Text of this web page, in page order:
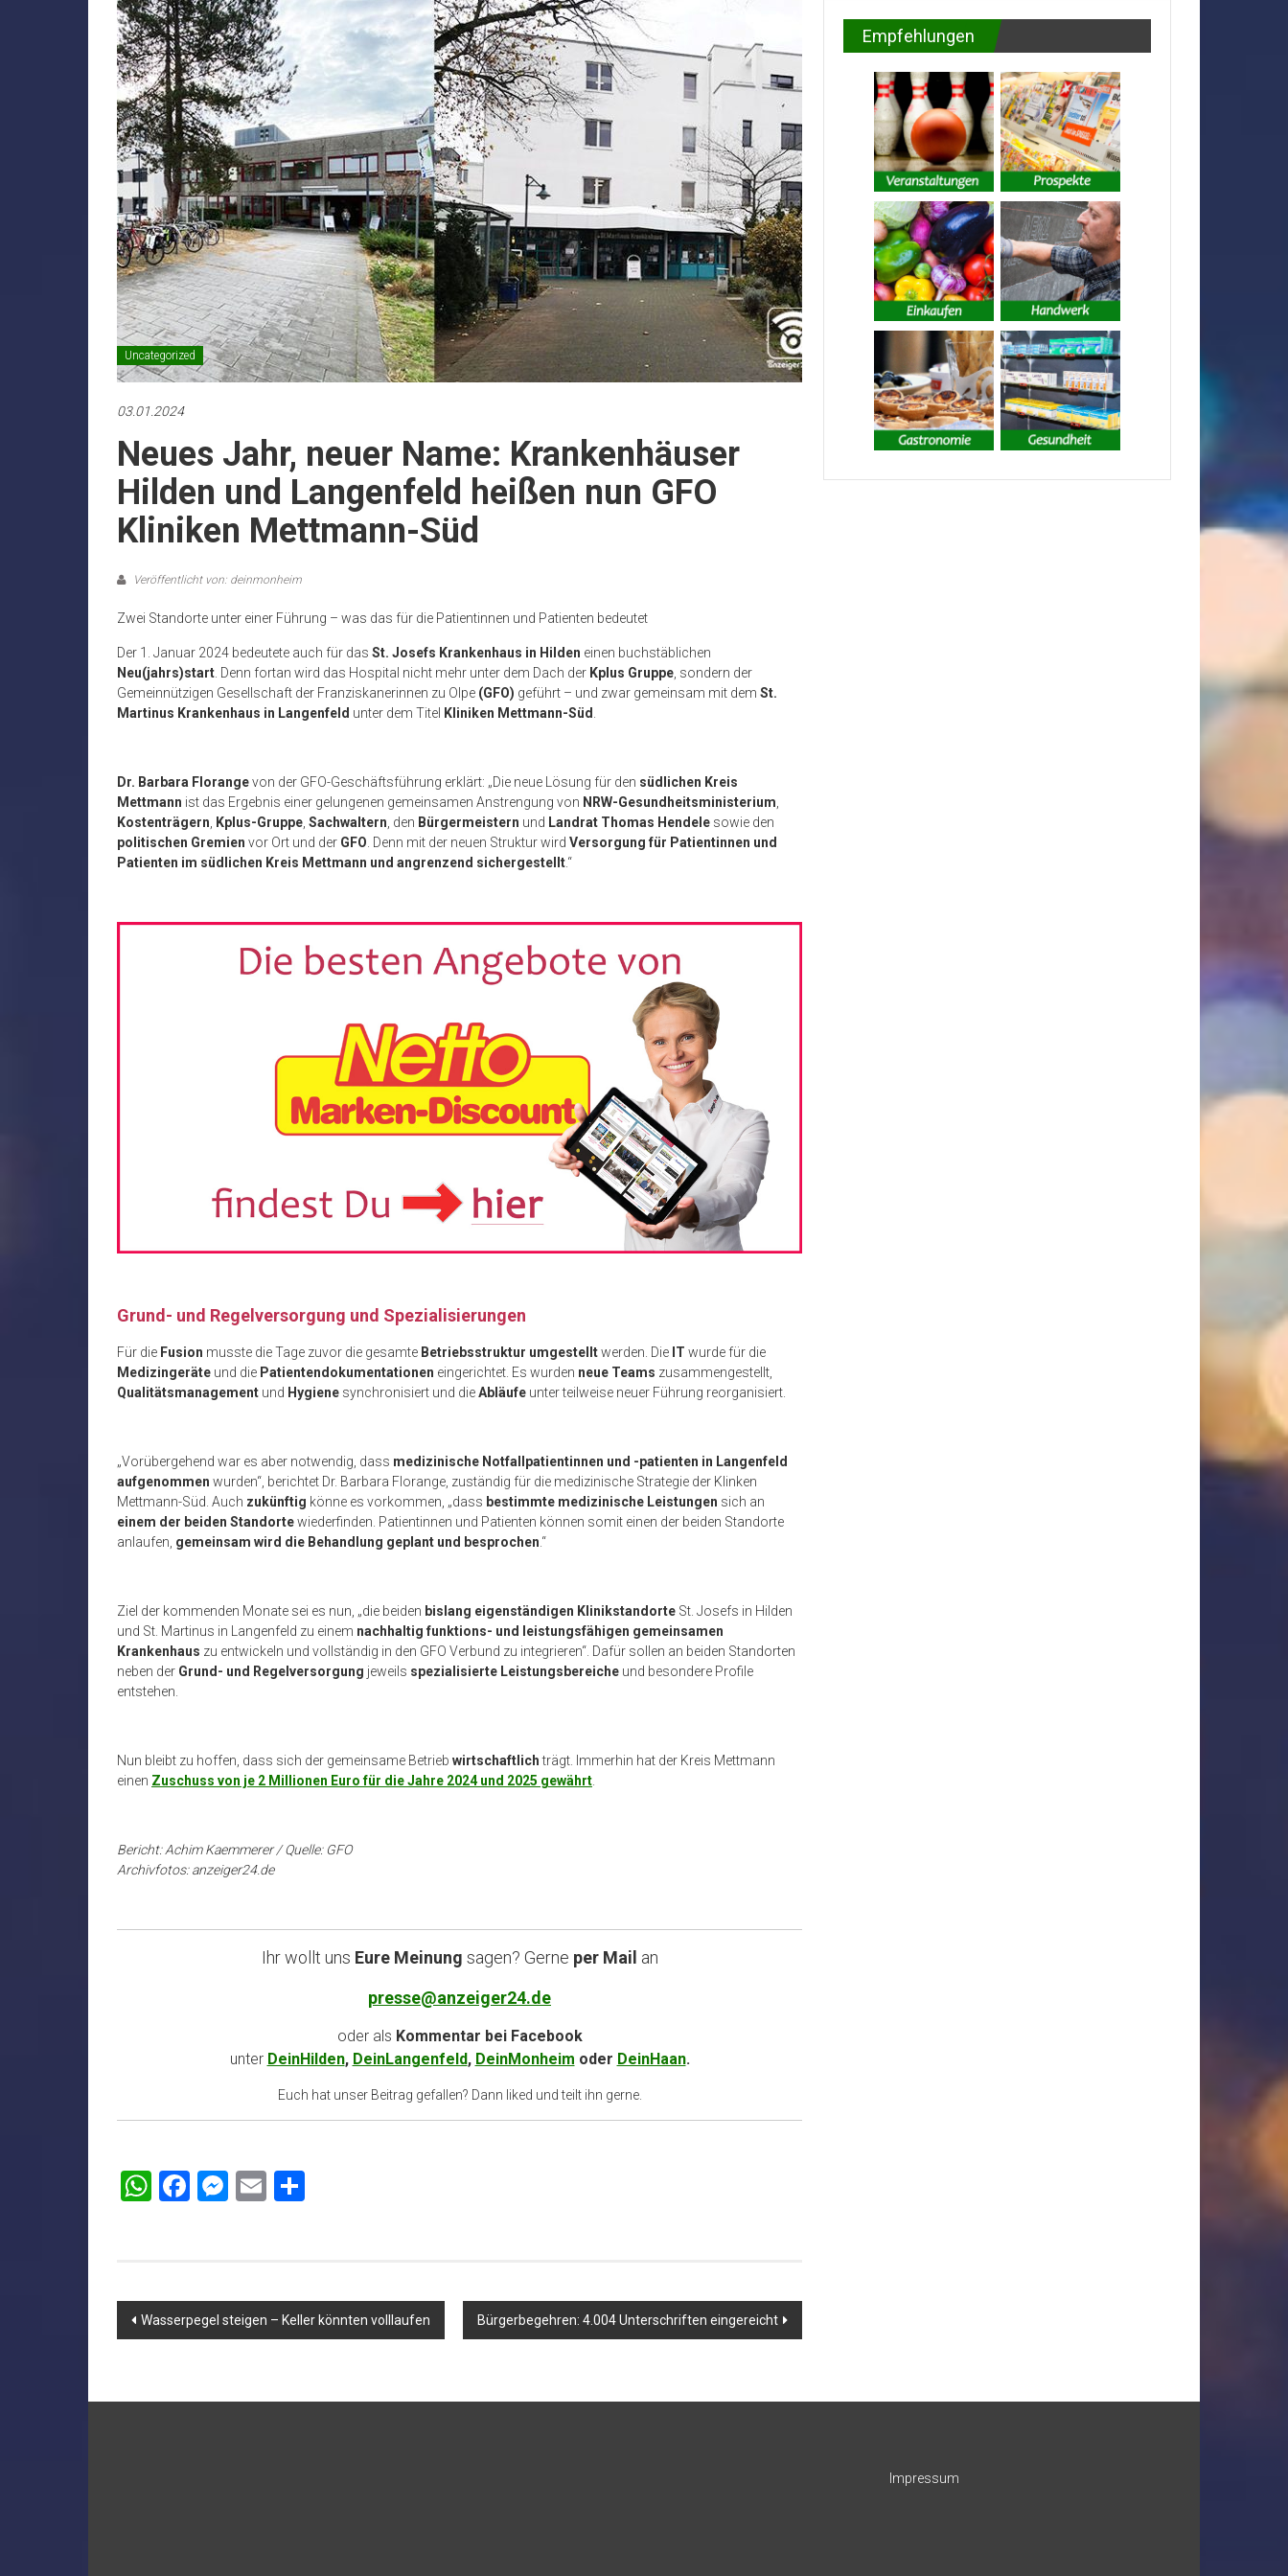
Uncategorized
03.01.2024
Neues Jahr, neuer Name: Krankenhäuser
Hilden und Langenfeld heißen nun GFO
Kliniken Mettmann-Süd
Veröffentlicht von: deinmonheim
Zwei Standorte unter einer Führung – was das für die Patientinnen und Patienten bedeutet
Der 1. Januar 2024 bedeutete auch für das St. Josefs Krankenhaus in Hilden einen buchstäblichen
Neu(jahrs)start . Denn fortan wird das Hospital nicht mehr unter dem Dach der Kplus Gruppe , sondern der
Gemeinnützigen Gesellschaft der Franziskanerinnen zu Olpe (GFO) geführt – und zwar gemeinsam mit dem St.
Martinus Krankenhaus in Langenfeld unter dem Titel Kliniken Mettmann-Süd
Dr. Barbara Florangevon der GFO-Geschäftsführung erklärt: „Die neue Lösung für den südlichen Kreis
Mettmann ist das Ergebnis einer gelungenen gemeinsamen Anstrengung von NRW-Gesundheitsministerium
Kostenträgern
Kplus-Gruppe Sachwaltern , den Bürgermeistern und Landrat Thomas Hendele sowie den
politischen Gremien vor Ort und der GFO . Denn mit der neuen Struktur wird Versorgung für Patientinnen und
Patienten im südlichen Kreis Mettmann und angrenzend sichergestellt.“
Grund- und Regelversorgung und Spezialisierungen
Für die Fusion musste die Tage zuvor die gesamte Betriebsstruktur umgestelltwerden. Die IT wurde für die
Medizingeräte und die Patientendokumentationen eingerichtet. Es wurden neue Teams zusammengestellt,
Qualitätsmanagement und Hygiene synchronisiert und dieAbläufe unter teilweise neuer Führung reorganisiert.
„Vorübergehend war es aber notwendig, dass medizinische Notfallpatientinnen und -patienten in Langenfeld
aufgenommen wurden“, berichtet Dr. Barbara Florange, zuständig für die medizinische Strategie der Klinken
Mettmann-Süd. Auch zukünftig könne es vorkommen, „dass bestimmte medizinische Leistungen sich an
einem der beiden Standortewiederfinden. Patientinnen und Patienten können somit einen der beiden Standorte
anlaufen, gemeinsam wird die Behandlung geplant und besprochen .“
Ziel der kommenden Monate sei es nun, „die beiden bislang eigenständigen Klinikstandorte St. Josefs in Hilden
und St. Martinus in Langenfeld zu einem nachhaltig funktions- und leistungsfähigen gemeinsamen
Krankenhaus zu entwickeln und vollständig in den GFO Verbund zu integrieren“. Dafür sollen an beiden Standorten
neben der Grund- und Regelversorgung jeweils spezialisierte Leistungsbereiche und besondere Profile
entstehen.
Nun bleibt zu hoffen, dass sich der gemeinsame Betrieb wirtschaftlichträgt. Immerhin hat der Kreis Mettmann
einen Zuschuss von je 2 Millionen Euro für die Jahre 2024 und 2025 gewährt
Bericht: Achim Kaemmerer / Quelle: GFO
Archivfotos: anzeiger24.de
Ihr wollt uns Eure Meinung sagen? Gerne per Mail an
presse@anzeiger24.de
oder als Kommentar bei Facebook
unter DeinHilden, DeinLangenfeld, DeinMonheim oder DeinHaan.
Euch hat unser Beitrag gefallen? Dann liked und teilt ihn gerne.
WhatsApp
Facebook
Messenger
Email
Beitragsnavigation
Wasserpegel steigen – Keller könnten volllaufen Bürgerbegehren: 4.004 Unterschriften eingereicht
Empfehlungen
Impressum